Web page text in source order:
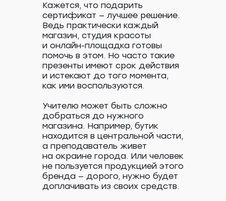
Кажется, что подарить
сертификат — лучшее решение.
Ведь практически каждый
магазин, студия красоты
и онлайн-площадка готовы
помочь в этом. Но часто такие
презенты имеют срок действия
и истекают до того момента,
как ими воспользуются.
Учителю может быть сложно
добраться до нужного
магазина. Например, бутик
находится в центральной части,
а преподаватель живет
на окраине города. Или человек
не пользуется продукцией этого
бренда — дорого, нужно будет
доплачивать из своих средств.